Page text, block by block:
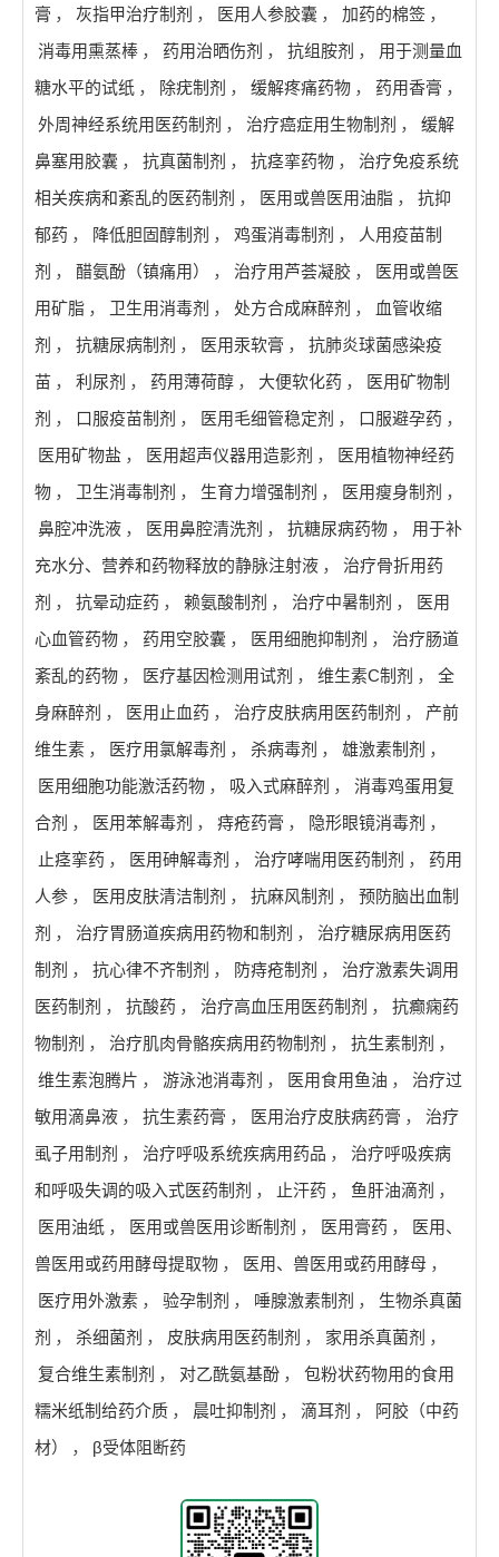
膏 ， 灰指甲治疗制剂 ， 医用人参胶囊 ， 加药的棉签 ，
消毒用熏蒸棒 ， 药用治晒伤剂 ， 抗组胺剂 ，
用于测量血
糖水平的试纸 ， 除疣制剂 ， 缓解疼痛药物 ， 药用香膏 ，
外周神经系统用医药制剂 ， 治疗癌症用生物制剂 ，
缓解
鼻塞用胶囊 ， 抗真菌制剂 ， 抗痉挛药物 ，
治疗免疫系统
相关疾病和紊乱的医药制剂 ， 医用或兽医用油脂 ，
抗抑
郁药 ， 降低胆固醇制剂 ， 鸡蛋消毒制剂 ，
人用疫苗制
剂 ， 醋氨酚（镇痛用） ， 治疗用芦荟凝胶 ，
医用或兽医
用矿脂 ， 卫生用消毒剂 ， 处方合成麻醉剂 ，
血管收缩
剂 ， 抗糖尿病制剂 ， 医用汞软膏 ，
抗肺炎球菌感染疫
苗 ， 利尿剂 ， 药用薄荷醇 ， 大便软化药 ，
医用矿物制
剂 ， 口服疫苗制剂 ， 医用毛细管稳定剂 ， 口服避孕药 ，
医用矿物盐 ， 医用超声仪器用造影剂 ，
医用植物神经药
物 ， 卫生消毒制剂 ， 生育力增强制剂 ， 医用瘦身制剂 ，
鼻腔冲洗液 ， 医用鼻腔清洗剂 ， 抗糖尿病药物 ，
用于补
充水分、营养和药物释放的静脉注射液 ，
治疗骨折用药
剂 ， 抗晕动症药 ， 赖氨酸制剂 ， 治疗中暑制剂 ，
医用
心血管药物 ， 药用空胶囊 ， 医用细胞抑制剂 ，
治疗肠道
紊乱的药物 ， 医疗基因检测用试剂 ， 维生素C制剂 ，
全
身麻醉剂 ， 医用止血药 ， 治疗皮肤病用医药制剂 ，
产前
维生素 ， 医疗用氯解毒剂 ， 杀病毒剂 ， 雄激素制剂 ，
医用细胞功能激活药物 ， 吸入式麻醉剂 ，
消毒鸡蛋用复
合剂 ， 医用苯解毒剂 ， 痔疮药膏 ， 隐形眼镜消毒剂 ，
止痉挛药 ， 医用砷解毒剂 ， 治疗哮喘用医药制剂 ，
药用
人参 ， 医用皮肤清洁制剂 ， 抗麻风制剂 ，
预防脑出血制
剂 ， 治疗胃肠道疾病用药物和制剂 ，
治疗糖尿病用医药
制剂 ， 抗心律不齐制剂 ， 防痔疮制剂 ，
治疗激素失调用
医药制剂 ， 抗酸药 ， 治疗高血压用医药制剂 ，
抗癫痫药
物制剂 ， 治疗肌肉骨骼疾病用药物制剂 ， 抗生素制剂 ，
维生素泡腾片 ， 游泳池消毒剂 ， 医用食用鱼油 ，
治疗过
敏用滴鼻液 ， 抗生素药膏 ， 医用治疗皮肤病药膏 ，
治疗
虱子用制剂 ， 治疗呼吸系统疾病用药品 ，
治疗呼吸疾病
和呼吸失调的吸入式医药制剂 ， 止汗药 ， 鱼肝油滴剂 ，
医用油纸 ， 医用或兽医用诊断制剂 ， 医用膏药 ，
医用、
兽医用或药用酵母提取物 ， 医用、兽医用或药用酵母 ，
医疗用外激素 ， 验孕制剂 ， 唾腺激素制剂 ，
生物杀真菌
剂 ， 杀细菌剂 ， 皮肤病用医药制剂 ， 家用杀真菌剂 ，
复合维生素制剂 ， 对乙酰氨基酚 ，
包粉状药物用的食用
糯米纸制给药介质 ， 晨吐抑制剂 ， 滴耳剂 ，
阿胶（中药
材）
， β受体阻断药